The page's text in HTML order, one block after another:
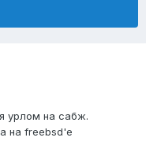
урлом на сабж.
на freebsd'е